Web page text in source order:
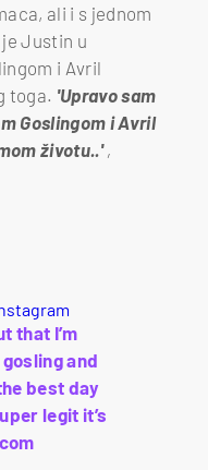
ali i s jednom
Justin u
i Avril
toga. 'Upravo sam
Goslingom i Avril
životu..',
that I’m
and
best day
legit it’s